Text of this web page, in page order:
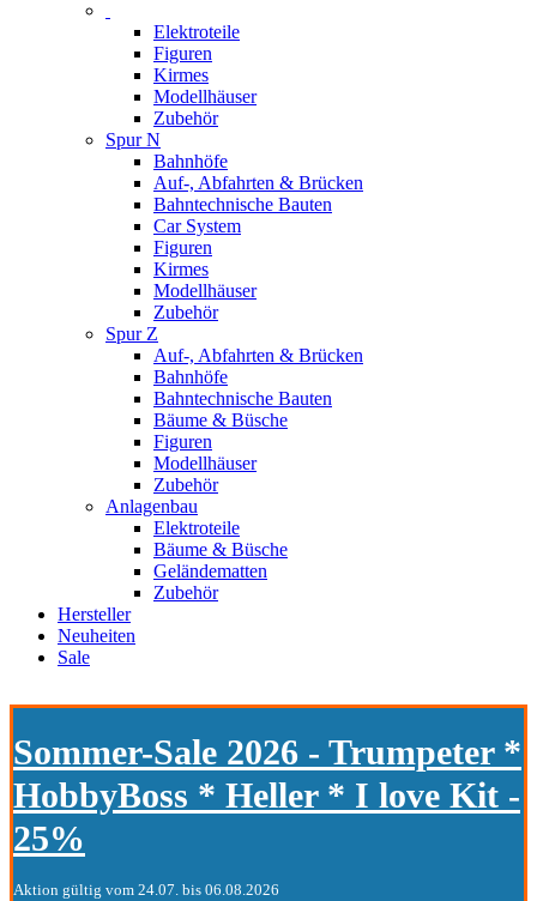
Elektroteile
Figuren
Kirmes
Modellhäuser
Zubehör
Spur N
Bahnhöfe
Auf-, Abfahrten & Brücken
Bahntechnische Bauten
Car System
Figuren
Kirmes
Modellhäuser
Zubehör
Spur Z
Auf-, Abfahrten & Brücken
Bahnhöfe
Bahntechnische Bauten
Bäume & Büsche
Figuren
Modellhäuser
Zubehör
Anlagenbau
Elektroteile
Bäume & Büsche
Geländematten
Zubehör
Hersteller
Neuheiten
Sale
Sommer-Sale 2026 - Trumpeter *
HobbyBoss * Heller * I love Kit -
25%
Aktion gültig vom 24.07. bis 06.08.2026